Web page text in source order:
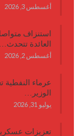
أغسطس 3, 2026
استنزاف
العائدة تتحدث…
أغسطس 2, 2026
عرماء النفطية
الوزير…
يوليو 31, 2026
تعزيزات